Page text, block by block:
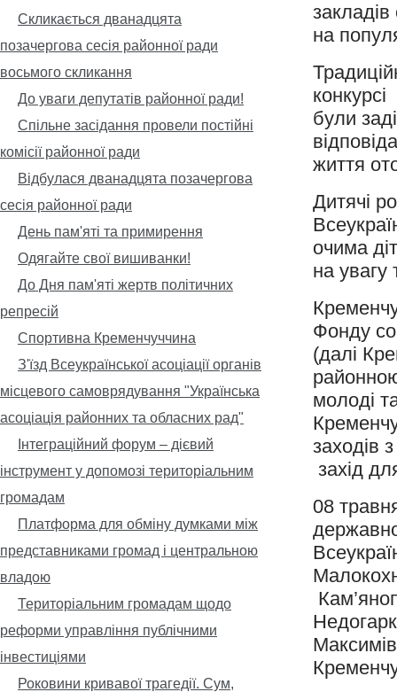
на
були
життя
Дитячі
очима
на увагу
Фонду
(далі
молоді
заходів
захід
08
Скликається дванадцята
позачергова сесія районної ради
восьмого скликання
До уваги депутатів районної ради!
Спільне засідання провели постійні
комісії районної ради
Відбулася дванадцята позачергова
сесія районної ради
День пам'яті та примирення
Одягайте свої вишиванки!
До Дня пам'яті жертв політичних
репресій
Спортивна Кременчуччина
З'їзд Всеукраїнської асоціації органів
місцевого самоврядування "Українська
асоціація районних та обласних рад"
Інтеграційний форум – дієвий
інструмент у допомозі територіальним
громадам
Платформа для обміну думками між
представниками громад і центральною
владою
Територіальним громадам щодо
реформи управління публічними
інвестиціями
Роковини кривавої трагедії. Сум,